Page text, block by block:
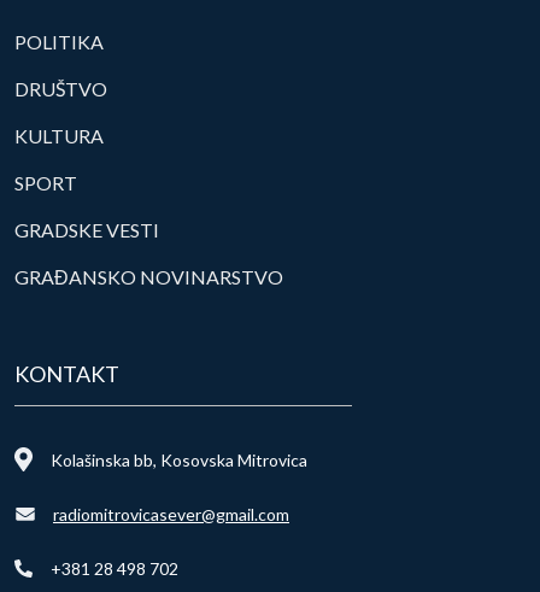
POLITIKA
DRUŠTVO
KULTURA
SPORT
GRADSKE VESTI
GRAĐANSKO NOVINARSTVO
KONTAKT
Kolašinska bb, Kosovska Mitrovica
radiomitrovicasever@gmail.com
+381 28 498 702